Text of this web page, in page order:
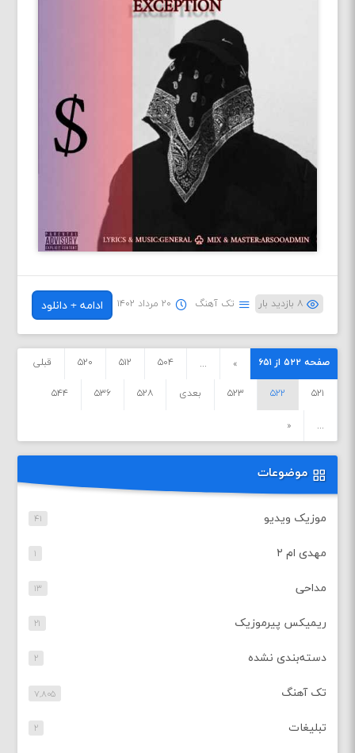
۸ بازدید بار تک آهنگ ۲۰ مرداد ۱۴۰۲ ادامه + دانلود
صفحه ۵۲۲ از ۶۵۱ »
... ۵۰۴ ۵۱۲ ۵۲۰ قبلی
۵۲۱ ۵۲۲ ۵۲۳ بعدی ۵۲۸ ۵۳۶ ۵۴۴
...
«
موضوعات
موزیک ویدیو ۴۱
مهدی ام ۲ ۱
مداحی ۱۳
ریمیکس پیرموزیک ۲۱
دسته‌بندی نشده ۲
تک آهنگ ۷,۸۰۵
تبلیغات ۲